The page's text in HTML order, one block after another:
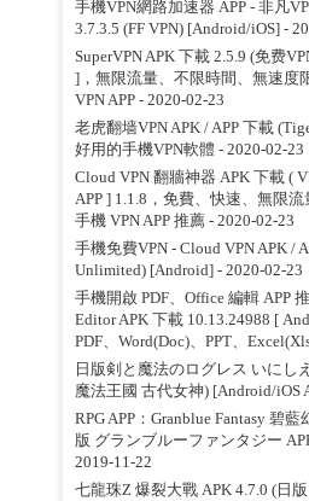
手機VPN網路加速器 APP - 非凡
3.7.3.5 (FF VPN) [Android/iOS]-
SuperVPN APK 下載 2.5.9 (免费
]，無限流量、不限時間、無速度
VPN APP- 2020-02-23
老虎翻墙VPN APK / APP 下載
好用的手機VPN軟體 - 2020-02-23
Cloud VPN 翻牆神器 APK 下載 (
APP ] 1.1.8，免費、快速、無限
手機 VPN APP 推薦- 2020-02-23
手機免費VPN - Cloud VPN APK /
Unlimited) [Android]- 2020-02-23
手機開啟 PDF、Office 編輯 APP
Editor APK 下載 10.13.24988 [
PDF、Word(Doc)、PPT、
日版剣と魔法のログレス いにし
魔法王國 古代女神) [Android/iOS
RPG APP：Granblue Fantasy 碧藍
版 グランブルーファンタジー
2019-11-22
七龍珠Z 爆裂大戰 APK 4.7.0 (日